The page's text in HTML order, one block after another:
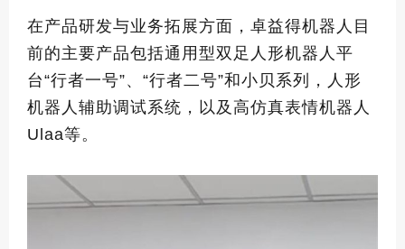
在产品研发与业务拓展方面，卓益得机器人目
前的主要产品包括通用型双足人形机器人平
台“行者一号”、“行者二号”和小贝系列，人形
机器人辅助调试系统，以及高仿真表情机器人
Ulaa等。